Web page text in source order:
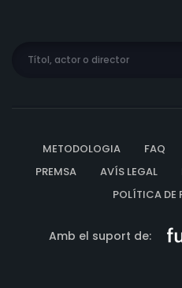
METODOLOGIA FAQ
PREMSA
AVÍS LEGAL
POLÍTICA DE
Amb el suport de: